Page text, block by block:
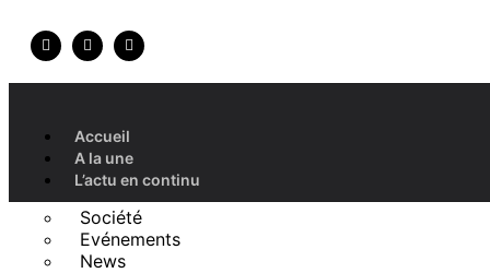
Accueil
A la une
L’actu en continu
Société
Evénements
News